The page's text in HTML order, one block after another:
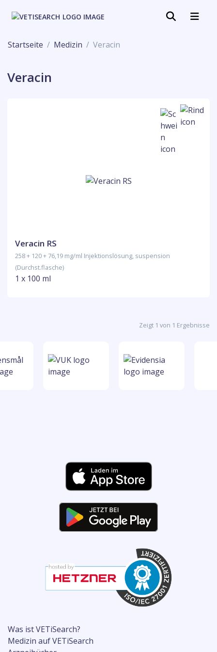
Startseite Medizin Veracin
Veracin
Veracin RS
258 + 120 + 76,19 mg/ml Injektionslösung, suspension
(Durchst.flasche)
1 x 100 ml
Zeigt 1 von 1 Ergebnisse
Was ist VETiSearch?
Medizin auf VETiSearch